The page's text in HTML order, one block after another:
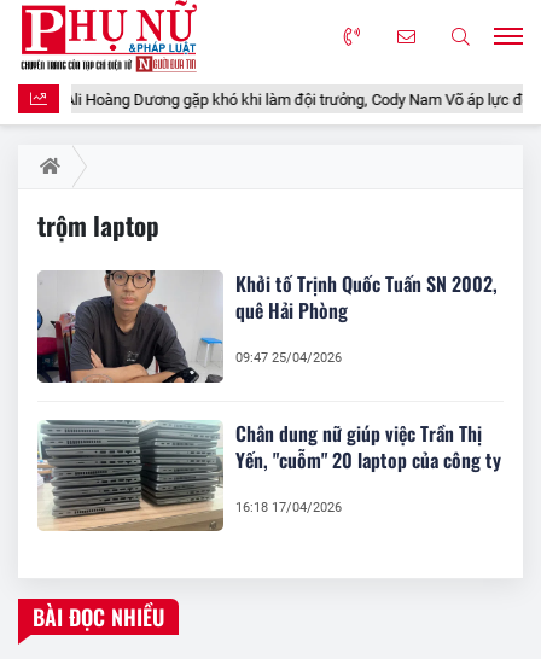
tập 6: Ali Hoàng Dương gặp khó khi làm đội trưởng, Cody Nam Võ áp lực đến
trộm laptop
Khởi tố Trịnh Quốc Tuấn SN 2002,
quê Hải Phòng
09:47 25/04/2026
Chân dung nữ giúp việc Trần Thị
Yến, "cuỗm" 20 laptop của công ty
16:18 17/04/2026
BÀI ĐỌC NHIỀU